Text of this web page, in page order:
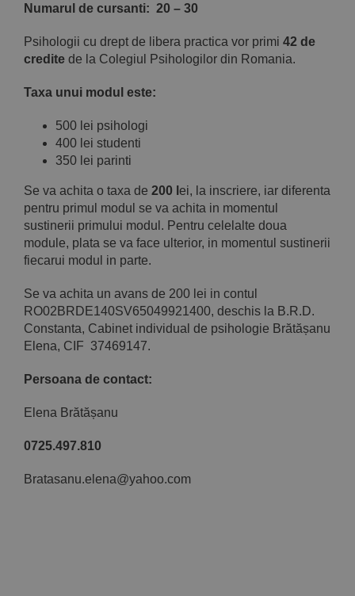
Numarul de cursanti: 20 – 30
Psihologii cu drept de libera practica vor primi 42 de
credite de la Colegiul Psihologilor din Romania.
Taxa unui modul este:
500 lei psihologi
400 lei studenti
350 lei parinti
Se va achita o taxa de 200 l ei, la inscriere, iar diferenta
pentru primul modul se va achita in momentul
sustinerii primului modul. Pentru celelalte doua
module, plata se va face ulterior, in momentul sustinerii
fiecarui modul in parte.
Se va achita un avans de 200 lei in contul
RO02BRDE140SV65049921400, deschis la B.R.D.
Constanta, Cabinet individual de psihologie Brătășanu
Elena, CIF 37469147.
Persoana de contact:
Elena Brătășanu
0725.497.810
Bratasanu.elena@yahoo.com